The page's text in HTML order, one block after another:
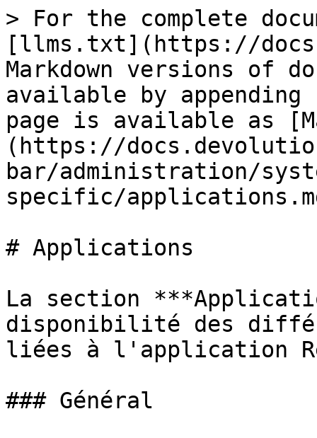
> For the complete
[llms.txt](https://
Markdown versions of
available by
page is available as
(https://
bar/administration/
specific/
# Applications
La section
disponibilité des
liées à l'application
### Général